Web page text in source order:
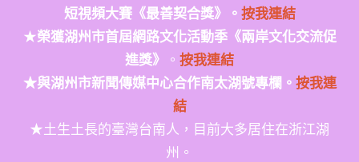
短視頻大賽《最善契合獎》。 按我連結
★榮獲湖州市首屆網路文化活動季《兩岸文化交流促
進獎》
。 按我連結
★與湖州市新聞傳媒中心合作南太湖號專欄。 按我連
結
★土生土長的臺灣台南人，目前大多居住在浙江湖
州。